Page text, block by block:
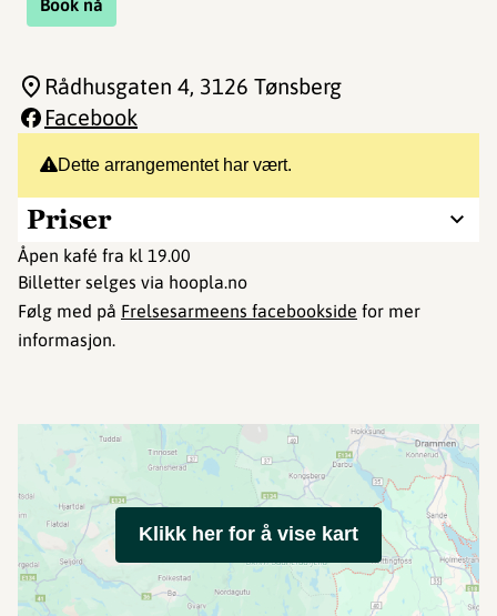
Book nå
Dette arrangementet har vært.
Priser
Åpen kafé fra kl 19.00
Billetter selges via hoopla.no
Følg med på Frelsesarmeens facebookside for mer
informasjon.
Rådhusgaten 4, 3126 Tønsberg
Facebook
Klikk her for å vise kart